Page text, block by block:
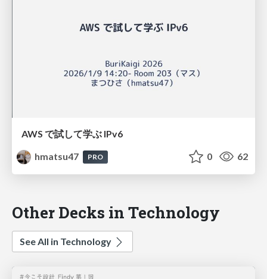
AWS で試して学ぶ IPv6
hmatsu47
PRO 0 62
Other Decks in Technology
See All in Technology